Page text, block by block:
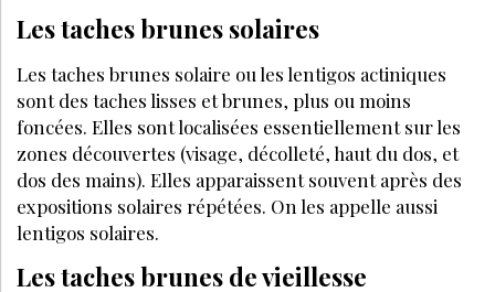
Les taches brunes solaires
Les taches brunes solaire ou les lentigos actiniques
sont des taches lisses et brunes, plus ou moins
foncées. Elles sont localisées essentiellement sur les
zones découvertes (visage, décolleté, haut du dos, et
dos des mains). Elles apparaissent souvent après des
expositions solaires répétées.